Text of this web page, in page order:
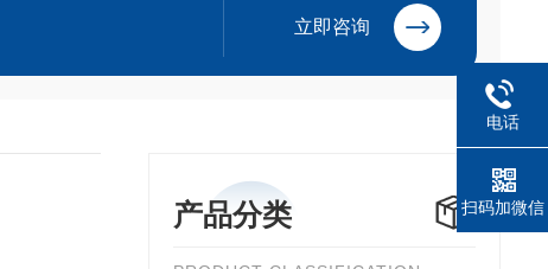
立即咨询
产品分类
电话
扫码加微信